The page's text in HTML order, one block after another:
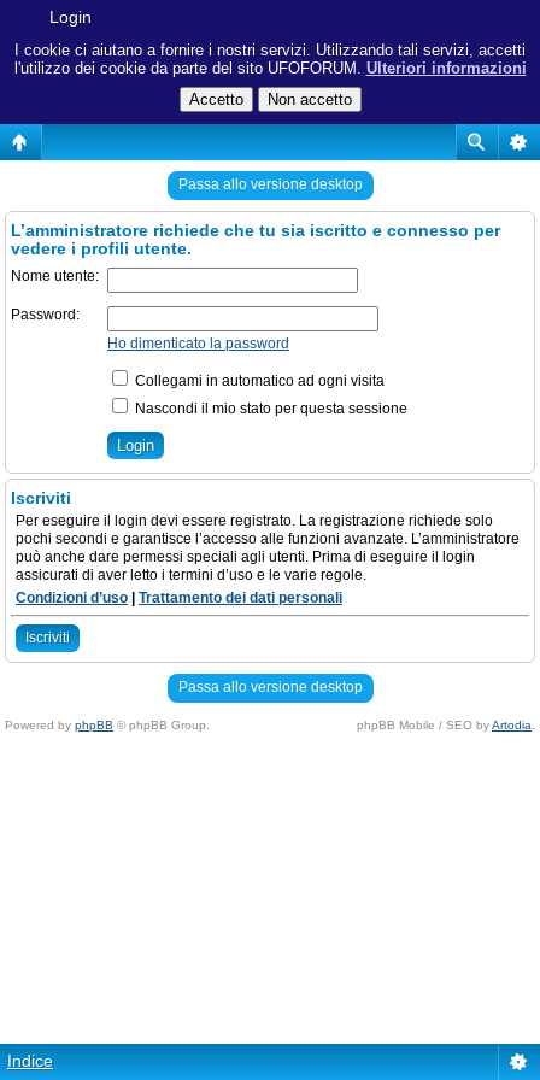
I cookie ci aiutano a fornire i nostri servizi. Utilizzando tali servizi, accetti
l'utilizzo dei cookie da parte del sito UFOFORUM. Ulteriori informazioni
Login
Passa allo versione desktop
L’amministratore richiede che tu sia iscritto e connesso per
vedere i profili utente.
Nome utente:
Password:
Ho dimenticato la password
Collegami in automatico ad ogni visita
Nascondi il mio stato per questa sessione
Iscriviti
Per eseguire il login devi essere registrato. La registrazione richiede solo
pochi secondi e garantisce l’accesso alle funzioni avanzate. L’amministratore
può anche dare permessi speciali agli utenti. Prima di eseguire il login
assicurati di aver letto i termini d’uso e le varie regole.
Condizioni d’uso
Trattamento dei dati personali
Iscriviti
Passa allo versione desktop
Powered by phpBB © phpBB Group. phpBB Mobile / SEO byArtodia
Indice